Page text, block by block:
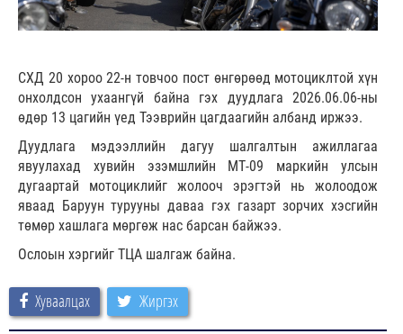
СХД 20 хороо 22-н товчоо пост өнгөрөөд мотоциклтой хүн
онхолдсон ухаангүй байна гэх дуудлага 2026.06.06-ны
өдөр 13 цагийн үед Тээврийн цагдаагийн албанд иржээ.
Дуудлага мэдээллийн дагуу шалгалтын ажиллагаа
явуулахад хувийн эзэмшлийн МТ-09 маркийн улсын
дугаартай мотоциклийг жолооч эрэгтэй нь жолоодож
яваад Баруун турууны даваа гэх газарт зорчих хэсгийн
төмөр хашлага мөргөж нас барсан байжээ.
Ослоын хэргийг ТЦА шалгаж байна.
Хуваалцах Жиргэх